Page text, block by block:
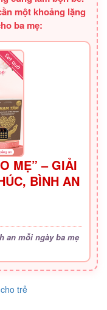
một khoảng lặng
ba mẹ:
MẸ” – GIẢI
BÌNH AN
an mỗi ngày ba mẹ
trẻ